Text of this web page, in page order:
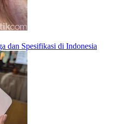
dan Spesifikasi di Indonesia